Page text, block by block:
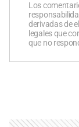
Los
derivadas de
legales que
que no